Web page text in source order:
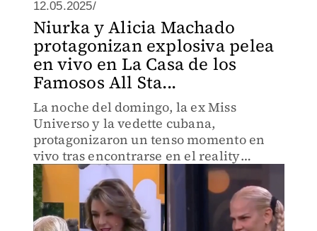
12.05.2025/
Niurka y Alicia Machado
protagonizan explosiva pelea
en vivo en La Casa de los
Famosos All Sta...
La noche del domingo, la ex Miss
Universo y la vedette cubana,
protagonizaron un tenso momento en
vivo tras encontrarse en el reality
haciendo que Niurka rompiera una
importante regla.